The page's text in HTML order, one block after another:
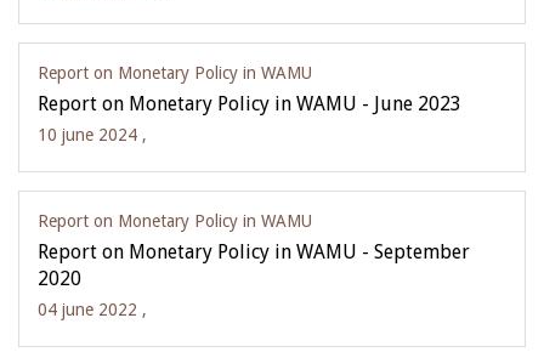
Report on Monetary Policy in WAMU
Report on Monetary Policy in WAMU - June 2023
10 june 2024 ,
Report on Monetary Policy in WAMU
Report on Monetary Policy in WAMU - September
2020
04 june 2022 ,